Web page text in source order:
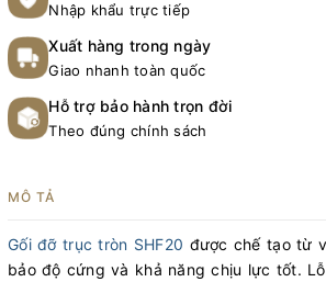
Nhập khẩu trực tiếp
Xuất hàng trong ngày
Giao nhanh toàn quốc
Hỗ trợ bảo hành trọn đời
Theo đúng chính sách
MÔ TẢ
Gối đỡ trục tròn SHF20 được chế tạo từ
bảo độ cứng và khả năng chịu lực tốt.